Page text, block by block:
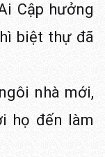
Cập hưởng
biệt thự đã
nhà mới,
họ đến làm